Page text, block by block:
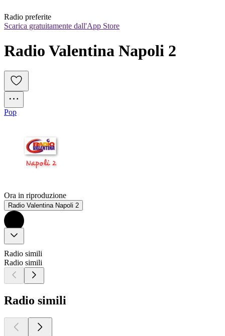
Radio preferite
Scarica gratuitamente dall'App Store
Radio Valentina Napoli 2
Pop
Ora in riproduzione
Radio Valentina Napoli 2
Radio simili
Radio simili
Radio simili